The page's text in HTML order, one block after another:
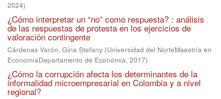
2024)
¿Cómo interpretar un “no” como respuesta? : análisis
de las respuestas de protesta en los ejercicios de
valoración contingente
Cárdenas Varón, Gina Stefany (Universidad del NorteMaestría en
EconomíaDepartamento de Economía, 2017)
¿Cómo la corrupción afecta los determinantes de la
informalidad microempresarial en Colombia y a nivel
regional?